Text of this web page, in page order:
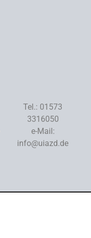
Tel.: 01573
3316050
e-Mail:
info@uiazd.de